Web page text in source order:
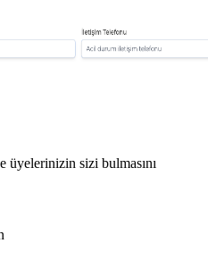
üyelerinizin sizi bulmasını